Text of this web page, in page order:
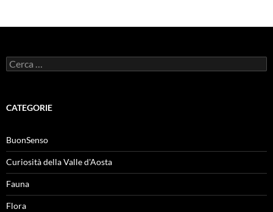
Ricerca
per:
CATEGORIE
BuonSenso
Curiosità della Valle d'Aosta
Fauna
Flora